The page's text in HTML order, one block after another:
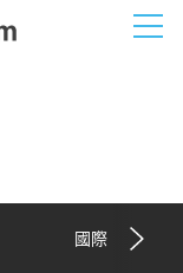
國際